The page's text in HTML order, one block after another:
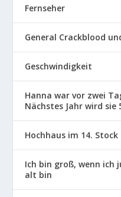
Fernseher
General Crackblood
Geschwindigkeit
Hanna war vor zwei
Nächstes Jahr wird sie
Hochhaus im 14. Stock
Ich bin groß, wenn ich
alt bin